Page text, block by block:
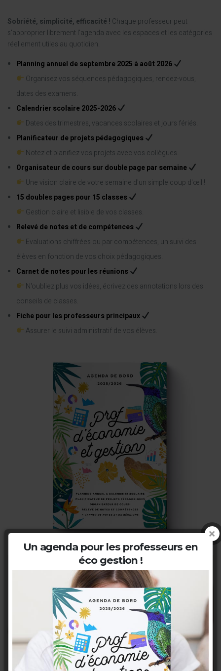
Sobriété, simplicité, efficacité ! Chaque professeur peut
s'approprier librement l'agenda avec les espaces et les catégories
réellement utiles au quotidien.
Planning annuel de septembre 2025 à août 2026
Organisez vos séquences pédagogiques, rendez-vous,
dates des examens.
Calendrier scolaire 2025-2026
Dates des trimestres, vacances scolaires et jours fériés.
Planificateur de projets pédagogiques
Notez et planifiez vos projets avec vos collègues.
Organisateur de cours sur double page par semaine
Une vision claire de votre semaine d'un simple coup d'œil !
15 doubles pages pour 15 classes
Gestion claire et lisible de vos classes.
Relevé de notes et de compétences
Evaluations chiffrées ou par compétences, un suivi des
élèves en fonction de vos choix pédagogiques.
Carnet de notes pour les réunions
N'oubliez plus vos idées, écrivez des annotations lors des
conseils de classes.
Fiche pour les professeurs principaux
Assurer le suivi administratif de vos élèves.
Un agenda pour les professeurs en
éco gestion !